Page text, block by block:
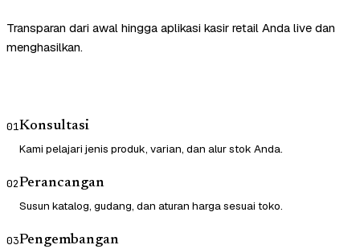
Transparan dari awal hingga aplikasi kasir retail Anda live dan
menghasilkan.
01Konsultasi
Kami pelajari jenis produk, varian, dan alur stok Anda.
02Perancangan
Susun katalog, gudang, dan aturan harga sesuai toko.
03Pengembangan